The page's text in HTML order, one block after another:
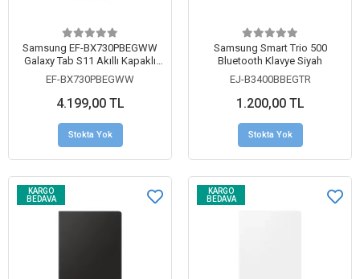
Samsung EF-BX730PBEGWW
Galaxy Tab S11 Akıllı Kapaklı
Kılıf Siyah
EF-BX730PBEGWW
4.199,00 TL
Stokta Yok
Samsung Smart Trio 500
Bluetooth Klavye Siyah
EJ-B3400BBEGTR
1.200,00 TL
Stokta Yok
KARGO
BEDAVA
KARGO
BEDAVA